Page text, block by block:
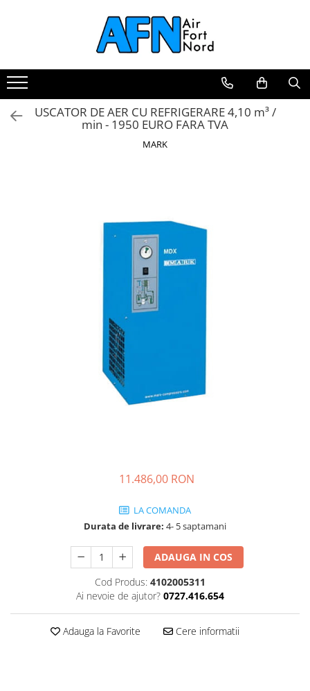
USCATOR DE AER CU REFRIGERARE 4,10 m³ /
min - 1950 EURO FARA TVA
MARK
11.486,00 RON
LA COMANDA
Durata de livrare: 4- 5 saptamani
ADAUGA IN COS
Cod Produs: 4102005311
Ai nevoie de ajutor? 0727.416.654
Adauga la Favorite Cere informatii